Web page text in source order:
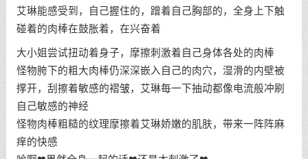
艾琳能感受到，自己握住的，蹭着自己胸部的，全身上下触
碰着的肉棒在鼓胀着，在兴奋着
大小姐尝试扭动着身子，摩擦刺激着自己身体各处的肉棒
怪物胯下的粗大肉棒仍深深嵌入自己的肉穴，湿滑的内壁被
撑开，刮擦着敏感的褶皱，艾琳每一下抽动都像电流般冲刷
自己敏感的神经
怪物肉棒粗糙的纹理摩擦着艾琳娇嫩的肌肤，带来一阵阵麻
痒的快感